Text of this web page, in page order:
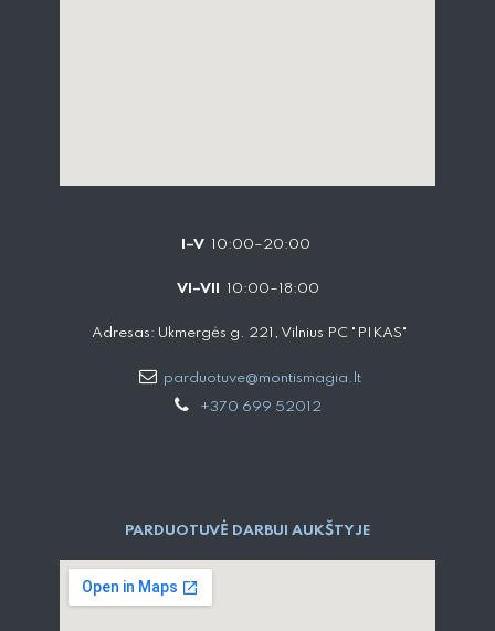
I–V 10:00–20:00
VI–VII 10:00–18:00
Adresas: Ukmergės g. 221, Vilnius PC "PIKAS"
parduotuve@montismagia.lt
+370 699 52012
PARDUOTUVĖ DARBUI AUKŠTYJE